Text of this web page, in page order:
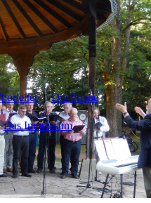
Die Presse
Das Impressum